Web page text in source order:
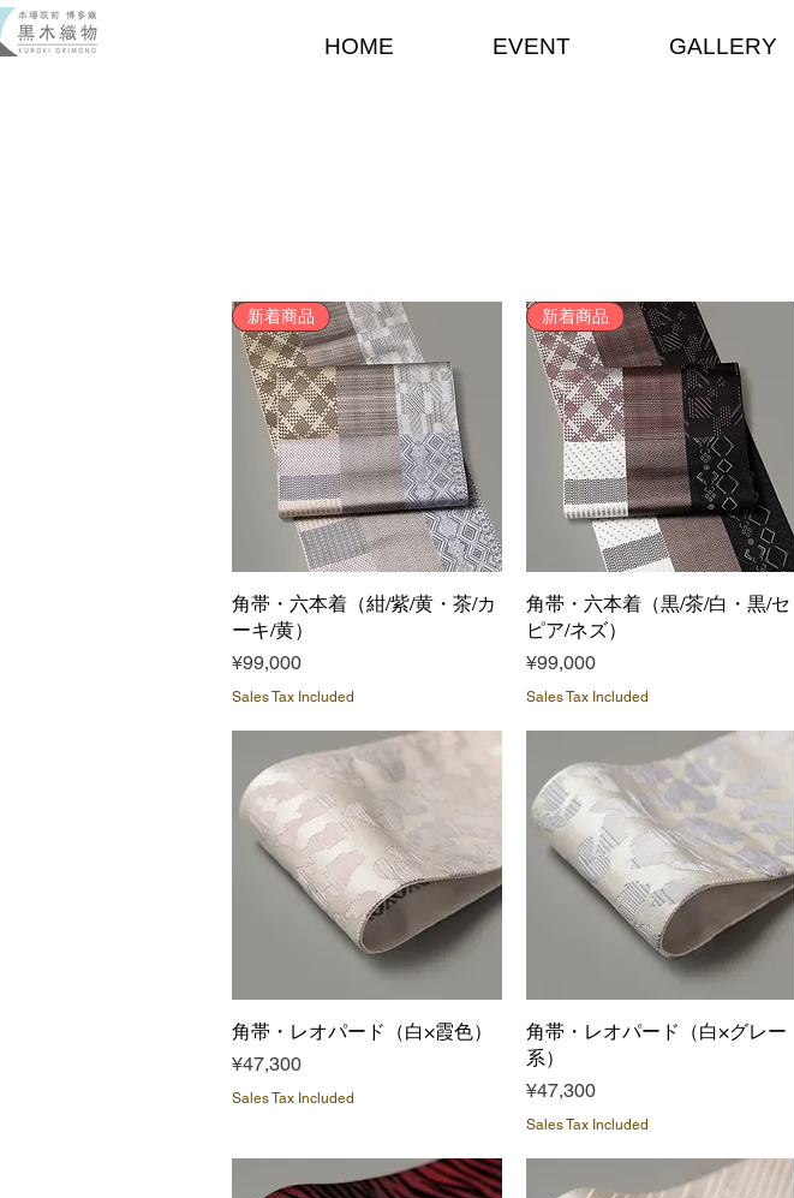
HOME EVENT GALLERY
Quick View
新着商品
角帯・六本着（紺/紫/黄・茶/カ
ーキ/黄）
Price
¥99,000
Sales Tax Included
Quick View
新着商品
角帯・六本着（黒/茶/白・黒/セ
ピア/ネズ）
Price
¥99,000
Sales Tax Included
Quick View
角帯・レオパード（白×霞色）
Price
¥47,300
Sales Tax Included
Quick View
角帯・レオパード（白×グレー
系）
Price
¥47,300
Sales Tax Included